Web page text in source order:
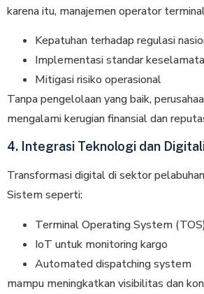
karena itu, manajemen operator
Kepatuhan terhadap regulasi
Implementasi standar
Mitigasi risiko operasional
Tanpa pengelolaan yang baik,
mengalami kerugian finansial dan
4. Integrasi Teknologi dan
Transformasi digital di sektor
Sistem seperti:
Terminal Operating System (TOS)
IoT untuk monitoring kargo
Automated dispatching system
mampu meningkatkan visibilitas dan